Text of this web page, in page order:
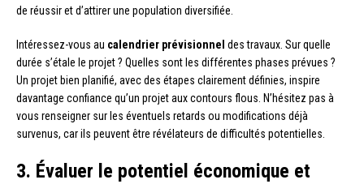
de réussir et d’attirer une population diversifiée.
Intéressez-vous au calendrier prévisionnel des travaux. Sur quelle
durée s’étale le projet ? Quelles sont les différentes phases prévues ?
Un projet bien planifié, avec des étapes clairement définies, inspire
davantage confiance qu’un projet aux contours flous. N’hésitez pas à
vous renseigner sur les éventuels retards ou modifications déjà
survenus, car ils peuvent être révélateurs de difficultés potentielles.
3. Évaluer le potentiel économique et